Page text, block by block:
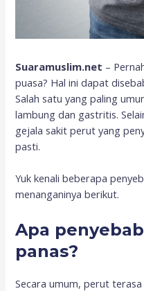
Suaramuslim.net –
puasa? Hal ini dapat
Salah satu yang paling
lambung dan gastritis.
gejala sakit perut yang
pasti.
Yuk kenali beberapa
menanganinya berikut.
Apa
panas?
Secara umum, perut